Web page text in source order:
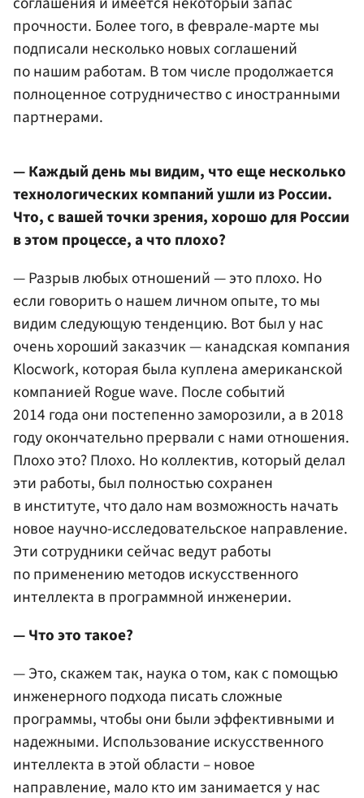
прочности. Более того, в феврале-марте мы
подписали несколько новых соглашений
по нашим работам. В том числе продолжается
полноценное сотрудничество с иностранными
партнерами.
— Каждый день мы видим, что еще несколько
технологических компаний ушли из России.
Что, с вашей точки зрения, хорошо для России
в этом процессе, а что плохо?
— Разрыв любых отношений — это плохо. Но
если говорить о нашем личном опыте, то мы
видим следующую тенденцию. Вот был у нас
очень хороший заказчик — канадская компания
Klocwork, которая была куплена американской
компанией Rogue wave. После событий
2014 года они постепенно заморозили, а в 2018
году окончательно прервали с нами отношения.
Плохо это? Плохо. Но коллектив, который делал
эти работы, был полностью сохранен
в институте, что дало нам возможность начать
новое научно-исследовательское направление.
Эти сотрудники сейчас ведут работы
по применению методов искусственного
интеллекта в программной инженерии.
— Что это такое?
— Это, скажем так, наука о том, как с помощью
инженерного подхода писать сложные
программы, чтобы они были эффективными и
надежными. Использование искусственного
интеллекта в этой области – новое
направление, мало кто им занимается у нас